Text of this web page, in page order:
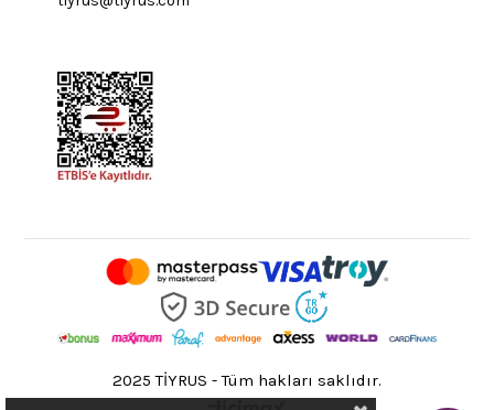
2025 TİYRUS - Tüm hakları saklıdır.